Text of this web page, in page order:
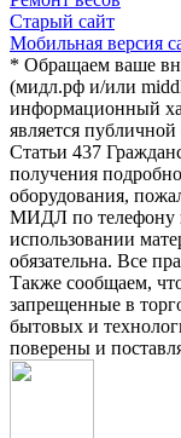
Старый сайт
Мобильная версия
* Обращаем ваше
(мидл.рф и/или
информационный
является
Статьи 437
получения
оборудования,
МИДЛ по телефону
использовании
обязательна. Все
Также сообщаем,
запрещенные в
бытовых и
поверены и